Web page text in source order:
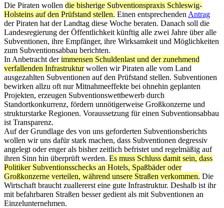
Die Piraten wollen die bisherige Subventionspraxis Schleswig-
Holsteins auf den Prüfstand stellen. Einen entsprechenden Antrag
der Piraten hat der Landtag diese Woche beraten. Danach soll die
Landesregierung der Öffentlichkeit künftig alle zwei Jahre über alle
Subventionen, ihre Empfänger, ihre Wirksamkeit und Möglichkeiten
zum Subventionsabbau berichten.
In Anbetracht derimmensen Schuldenlast und der zunehmend
verfallenden Infrastrukturwollen wir Piraten alle vom Land
ausgezahlten Subventionen auf den Prüfstand stellen. Subventionen
bewirken allzu oft nur Mitnahmeeffekte bei ohnehin geplanten
Projekten, erzeugen Subventionswettbewerb durch
Standortkonkurrenz, fördern unnötigerweise Großkonzerne und
strukturstarke Regionen. Voraussetzung für einen Subventionsabbau
ist Transparenz.
Auf der Grundlage des von uns geforderten Subventionsberichts
wollen wir uns dafür stark machen, dass Subventionen degressiv
angelegt oder enger als bisher zeitlich befristet und regelmäßig auf
ihren Sinn hin überprüft werden. Es muss Schluss damit sein, dass
Politiker Subventionsschecks an Hotels, Spaßbäder oder
Großkonzerne verteilen, während unsere Straßen verkommen. Die
Wirtschaft braucht zuallererst eine gute Infrastruktur. Deshalb ist ihr
mit befahrbaren Straßen besser gedient als mit Subventionen an
Einzelunternehmen.